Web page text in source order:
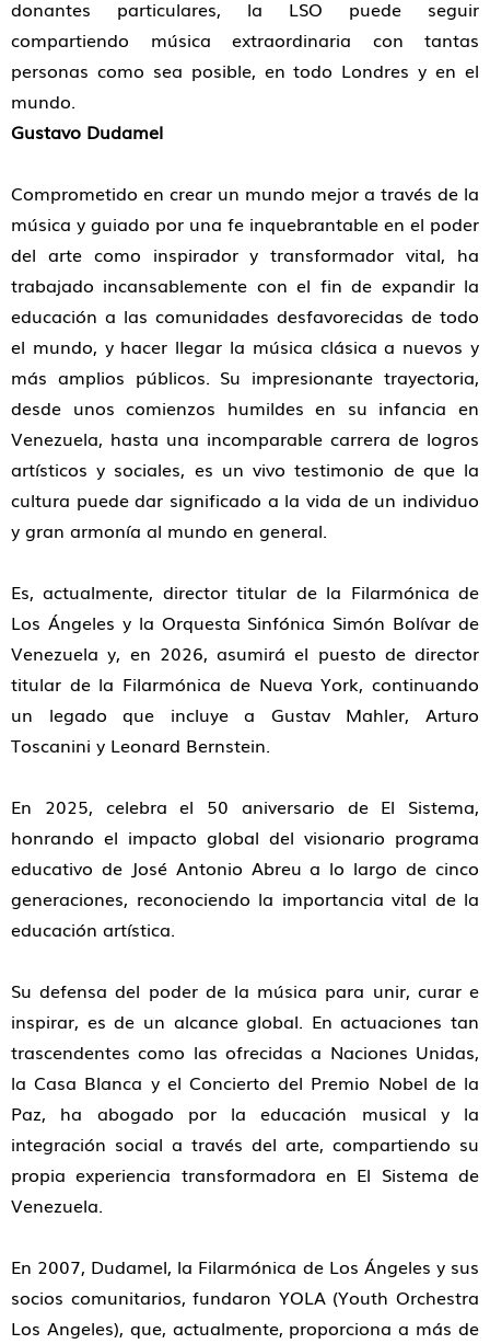
donantes particulares, la LSO puede seguir
compartiendo música extraordinaria con tantas
personas como sea posible, en todo Londres y en el
mundo.
Gustavo Dudamel
Comprometido en crear un mundo mejor a través de la
música y guiado por una fe inquebrantable en el poder
del arte como inspirador y transformador vital, ha
trabajado incansablemente con el fin de expandir la
educación a las comunidades desfavorecidas de todo
el mundo, y hacer llegar la música clásica a nuevos y
más amplios públicos. Su impresionante trayectoria,
desde unos comienzos humildes en su infancia en
Venezuela, hasta una incomparable carrera de logros
artísticos y sociales, es un vivo testimonio de que la
cultura puede dar significado a la vida de un individuo
y gran armonía al mundo en general.
Es, actualmente, director titular de la Filarmónica de
Los Ángeles y la Orquesta Sinfónica Simón Bolívar de
Venezuela y, en 2026, asumirá el puesto de director
titular de la Filarmónica de Nueva York, continuando
un legado que incluye a Gustav Mahler, Arturo
Toscanini y Leonard Bernstein.
En 2025, celebra el 50 aniversario de El Sistema,
honrando el impacto global del visionario programa
educativo de José Antonio Abreu a lo largo de cinco
generaciones, reconociendo la importancia vital de la
educación artística.
Su defensa del poder de la música para unir, curar e
inspirar, es de un alcance global. En actuaciones tan
trascendentes como las ofrecidas a Naciones Unidas,
la Casa Blanca y el Concierto del Premio Nobel de la
Paz, ha abogado por la educación musical y la
integración social a través del arte, compartiendo su
propia experiencia transformadora en El Sistema de
Venezuela.
En 2007, Dudamel, la Filarmónica de Los Ángeles y sus
socios comunitarios, fundaron YOLA (Youth Orchestra
Los Angeles), que, actualmente, proporciona a más de